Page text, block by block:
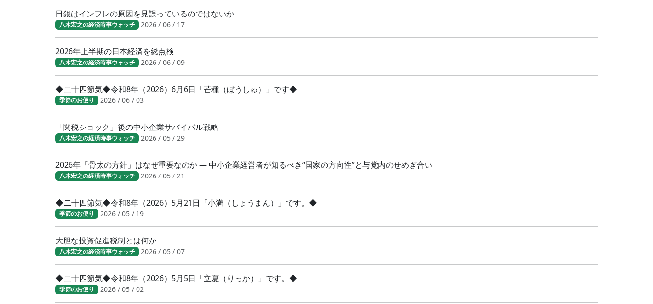
日銀はインフレの原因を見誤っているのではないか
八木宏之の経済時事ウォッチ 2026 / 06 / 17
2026年上半期の日本経済を総点検
八木宏之の経済時事ウォッチ 2026 / 06 / 09
◆二十四節気◆令和8年（2026）6月6日「芒種（ぼうしゅ）」です◆
季節のお便り 2026 / 06 / 03
「関税ショック」後の中小企業サバイバル戦略
八木宏之の経済時事ウォッチ 2026 / 05 / 29
2026年「骨太の方針」はなぜ重要なのか ― 中小企業経営者が知るべき“国家の方向性”と与党内のせめぎ合い
八木宏之の経済時事ウォッチ 2026 / 05 / 21
◆二十四節気◆令和8年（2026）5月21日「小満（しょうまん）」です。◆
季節のお便り 2026 / 05 / 19
大胆な投資促進税制とは何か
八木宏之の経済時事ウォッチ 2026 / 05 / 07
◆二十四節気◆令和8年（2026）5月5日「立夏（りっか）」です。◆
季節のお便り 2026 / 05 / 02